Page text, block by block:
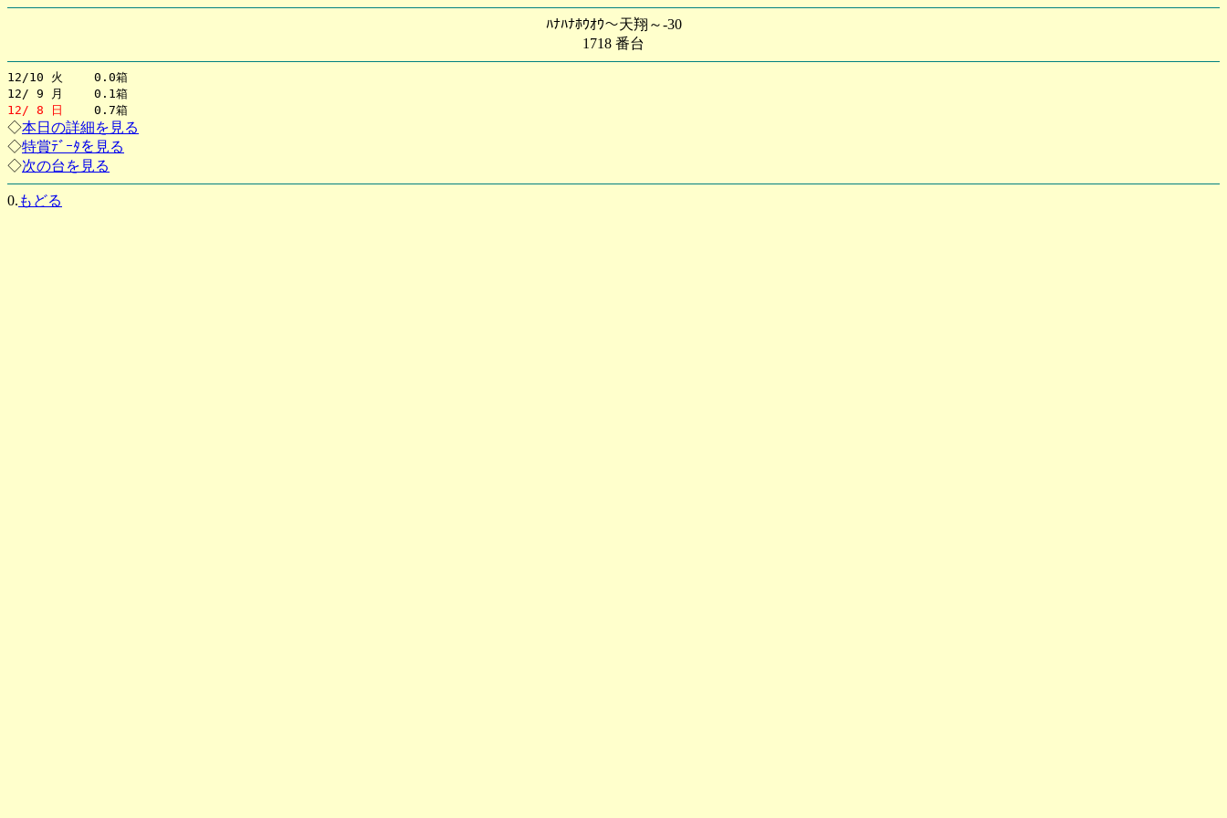
ﾊﾅﾊﾅﾎｳｵｳ～天翔～-30
1718 番台
12/10 火 0.0箱
12/ 9 月 0.1箱
12/ 8 日
0.7箱
◇本日の詳細を見る
◇特賞ﾃﾞｰﾀを見る
◇次の台を見る
0. もどる